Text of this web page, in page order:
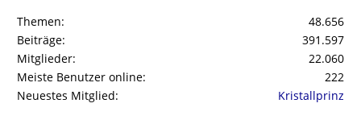
Themen
48.656
Beiträge
391.597
Mitglieder
22.060
Meiste Benutzer online
222
Neuestes Mitglied
Kristallprinz